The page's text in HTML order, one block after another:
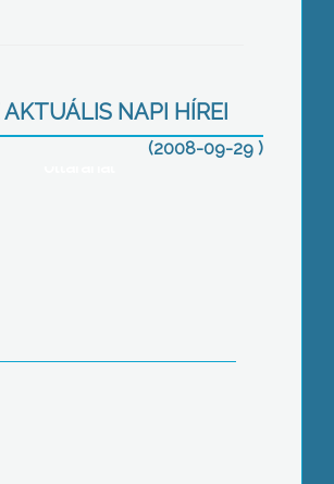
NAPI HÍREI
(2008-09-29 )
ötezer hívő zarándokolt a
Gyöngyösre, hogy lerója
a Fájdalmas Szűzanya